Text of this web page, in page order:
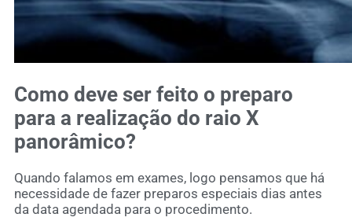
Como deve ser feito o preparo
para a realização do raio X
panorâmico?
Quando falamos em exames, logo pensamos que há
necessidade de fazer preparos especiais dias antes
da data agendada para o procedimento.